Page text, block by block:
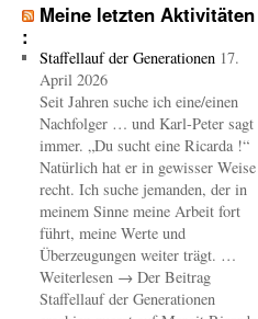
Meine letzten Aktivitäten
:
Staffellauf der Generationen 17.
April 2026
Seit Jahren suche ich eine/einen
Nachfolger … und Karl-Peter sagt
immer. „Du sucht eine Ricarda !“
Natürlich hat er in gewisser Weise
recht. Ich suche jemanden, der in
meinem Sinne meine Arbeit fort
führt, meine Werte und
Überzeugungen weiter trägt. …
Weiterlesen → Der Beitrag
Staffellauf der Generationen